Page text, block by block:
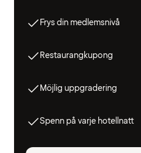
Frys din medlemsnivå
Restaurangkupong
Möjlig uppgradering
Spenn på varje hotellnatt